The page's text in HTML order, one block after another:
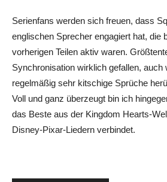
Serienfans werden sich freuen, dass
englischen Sprecher engagiert hat, die
vorherigen Teilen aktiv waren.
Synchronisation wirklich gefallen, auch
regelmäßig sehr kitschige Sprüche
Voll und ganz überzeugt bin ich
das Beste aus der Kingdom Hearts-
Disney-Pixar-Liedern verbindet.